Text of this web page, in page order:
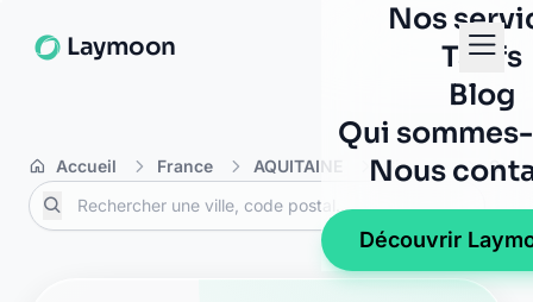
Laymoon
Nos
Tarifs
Blog
Qui
Nous
Découvrir
Accueil France AQUITAINE Gironde